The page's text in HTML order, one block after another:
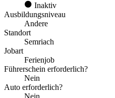
Inaktiv
Ausbildungsniveau
Andere
Standort
Semriach
Jobart
Ferienjob
Führerschein erforderlich?
Nein
Auto erforderlich?
Nein